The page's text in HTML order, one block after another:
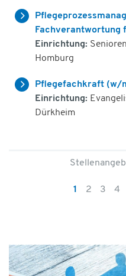
Fachverantwortung
Einrichtung:
Homburg
Pflegefachkraft (w/
Einrichtung:
Dürkheim
1 2 3 4